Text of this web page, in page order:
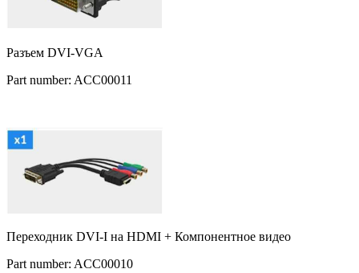
Разъем DVI-VGA
Part number: ACC00011
Переходник DVI-I на HDMI + Компонентное видео
Part number: ACC00010